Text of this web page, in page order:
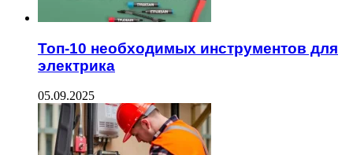
Топ-10 необходимых инструментов для
электрика
05.09.2025